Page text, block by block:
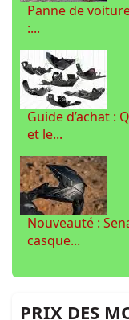
Panne de
:...
Guide d’achat :
et le...
Nouveauté :
casque...
PRIX DES